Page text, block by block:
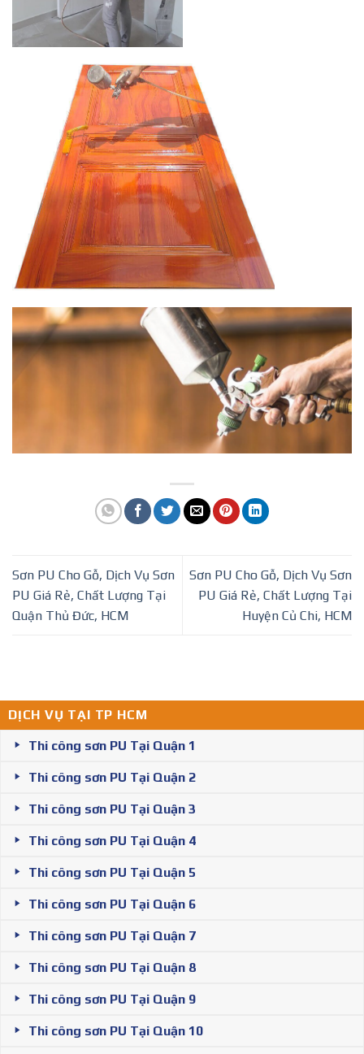
Sơn PU Cho Gỗ, Dịch Vụ Sơn
PU Giá Rẻ, Chất Lượng Tại
Quận Thủ Đức, HCM
Sơn PU Cho Gỗ, Dịch Vụ Sơn
PU Giá Rẻ, Chất Lượng Tại
Huyện Củ Chi, HCM
DỊCH VỤ TẠI TP HCM
Thi công sơn PU Tại Quận 1
Thi công sơn PU Tại Quận 2
Thi công sơn PU Tại Quận 3
Thi công sơn PU Tại Quận 4
Thi công sơn PU Tại Quận 5
Thi công sơn PU Tại Quận 6
Thi công sơn PU Tại Quận 7
Thi công sơn PU Tại Quận 8
Thi công sơn PU Tại Quận 9
Thi công sơn PU Tại Quận 10